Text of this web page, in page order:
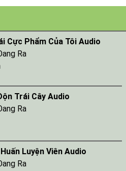
Cực Phẩm Của Tôi Audio
Ra
Trái Cây Audio
Ra
Luyện Viên Audio
Ra